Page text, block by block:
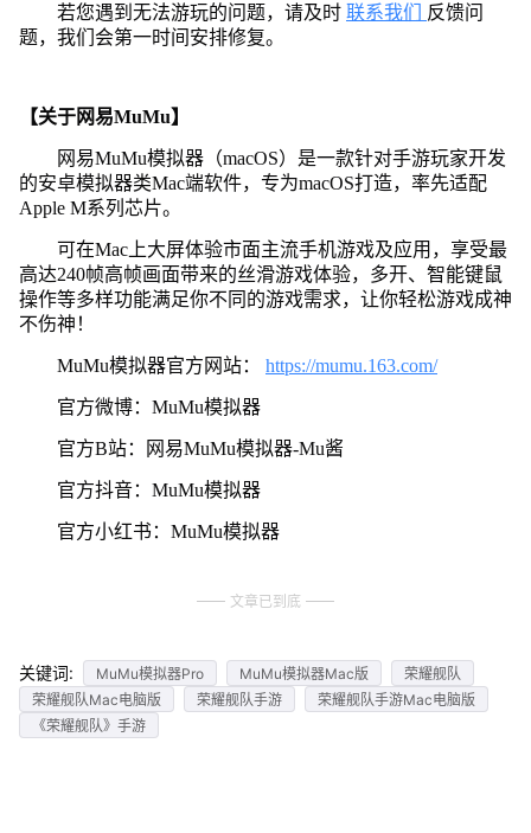
若您遇到无法游玩的问题，请及时 联系我们
反馈问
题，我们会第一时间安排修复。
【关于网易MuMu】
网易MuMu模拟器（macOS）是一款针对手游玩家开发
的安卓模拟器类Mac端软件，专为macOS打造，率先适配
Apple M系列芯片。
可在Mac上大屏体验市面主流手机游戏及应用，享受最
高达240帧高帧画面带来的丝滑游戏体验，多开、智能键鼠
操作等多样功能满足你不同的游戏需求，让你轻松游戏成神
不伤神！
MuMu模拟器官方网站： https://mumu.163.com/
官方微博：MuMu模拟器
官方B站：网易MuMu模拟器-Mu酱
官方抖音：MuMu模拟器
官方小红书：MuMu模拟器
文章已到底
关键词: MuMu模拟器Pro MuMu模拟器Mac版
荣耀舰队
荣耀舰队Mac电脑版
荣耀舰队手游
荣耀舰队手游Mac电脑版
《荣耀舰队》手游